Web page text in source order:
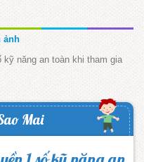
ảnh
năng an toàn khi tham gia
Mai